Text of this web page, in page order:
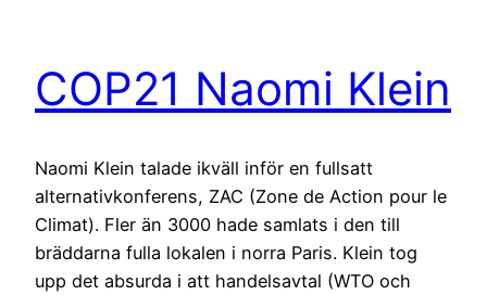
COP21 Naomi Klein
Naomi Klein talade ikväll inför en fullsatt
alternativkonferens, ZAC (Zone de Action pour le
Climat). Fler än 3000 hade samlats i den till
bräddarna fulla lokalen i norra Paris. Klein tog
upp det absurda i att handelsavtal (WTO och